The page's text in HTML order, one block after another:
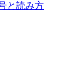
と読み方